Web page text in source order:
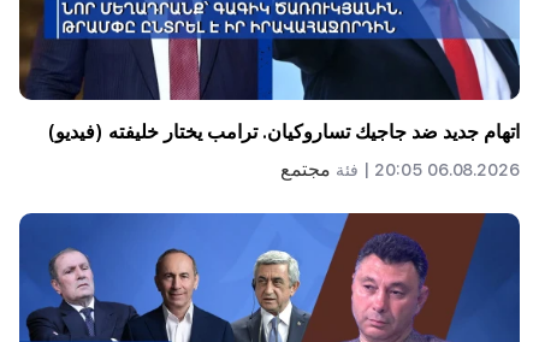
اتهام جديد ضد جاجيك تساروكيان. ترامب يختار خليفته (فيديو)
06.08.2026 20:05 | فئة مجتمع